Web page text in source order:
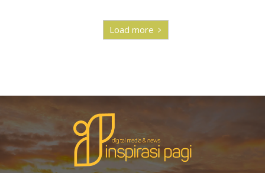
Load more